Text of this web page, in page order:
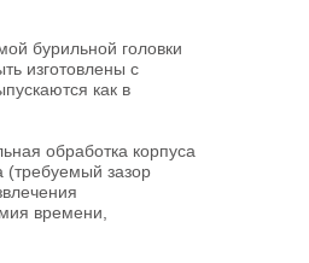
бурильной головки
изготовлены с
как в
обработка корпуса
(требуемый зазор
времени,